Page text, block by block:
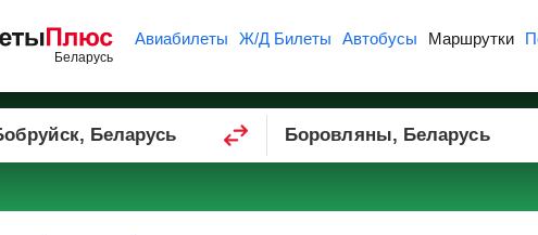
Авиабилеты Ж/Д Билеты Автобусы Маршрутки